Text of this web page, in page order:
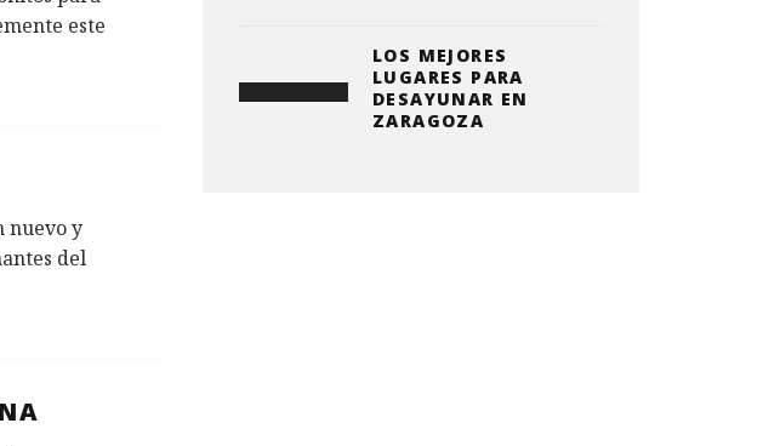
este
nuevo y
del
LOS MEJORES
LUGARES PARA
DESAYUNAR EN
ZARAGOZA